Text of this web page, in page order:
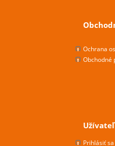
Ochrana
Obchodné
Užívateľ
Prihlásiť sa